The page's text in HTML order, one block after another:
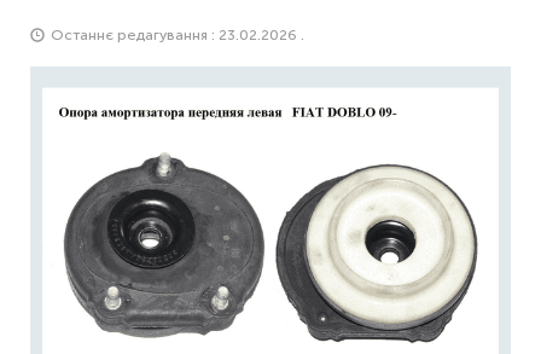
Останнє редагування : 23.02.2026 .